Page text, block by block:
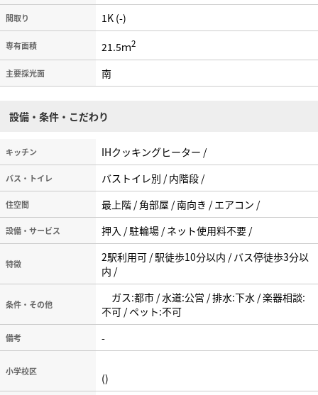
間取り 1K (-)
専有面積 21.5ｍ2
主要採光面 南
設備・条件・こだわり
キッチン IHクッキングヒーター /
バス・トイレ バストイレ別 / 内階段 /
住空間 最上階 / 角部屋 / 南向き / エアコン /
設備・サービス 押入 / 駐輪場 / ネット使用料不要 /
特徴
2駅利用可 / 駅徒歩10分以内 / バス停徒歩3分以
内 /
条件・その他
ガス:都市 / 水道:公営 / 排水:下水 / 楽器相談:
不可 / ペット:不可
備考 -
小学校区 ()